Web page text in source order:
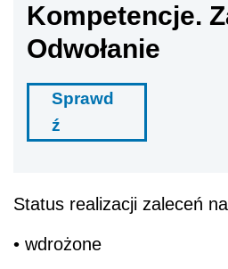
Kompetencje.
Odwołanie
Sprawd
ź
Status realizacji zaleceń
• wdrożone